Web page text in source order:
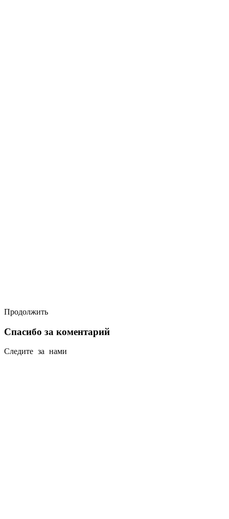
Продолжить
Спасибо за коментарий
Следите за нами